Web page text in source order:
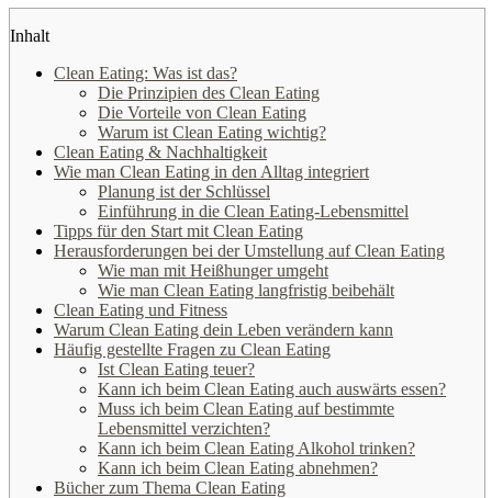
Inhalt
Clean Eating: Was ist das?
Die Prinzipien des Clean Eating
Die Vorteile von Clean Eating
Warum ist Clean Eating wichtig?
Clean Eating & Nachhaltigkeit
Wie man Clean Eating in den Alltag integriert
Planung ist der Schlüssel
Einführung in die Clean Eating-Lebensmittel
Tipps für den Start mit Clean Eating
Herausforderungen bei der Umstellung auf Clean Eating
Wie man mit Heißhunger umgeht
Wie man Clean Eating langfristig beibehält
Clean Eating und Fitness
Warum Clean Eating dein Leben verändern kann
Häufig gestellte Fragen zu Clean Eating
Ist Clean Eating teuer?
Kann ich beim Clean Eating auch auswärts essen?
Muss ich beim Clean Eating auf bestimmte
Lebensmittel verzichten?
Kann ich beim Clean Eating Alkohol trinken?
Kann ich beim Clean Eating abnehmen?
Bücher zum Thema Clean Eating